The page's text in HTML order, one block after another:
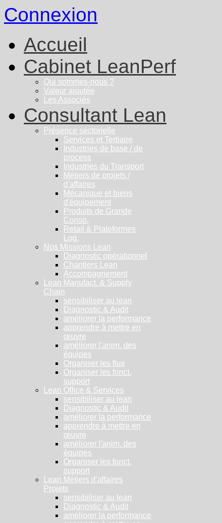
Connexion
Accueil
Cabinet LeanPerf
Qui sommes-nous ?
Valeur ajoutée
Les Associés
Consultant Lean
Présence sectorielle
Services et Tertiaire
Industries de base / de
process
Industries du Transport
Métiers de projets /
d'affaires
Mécanique et biens
d'équipement
Produits de Grande
Conso.
Retail & Plateformes
Log.
Nos Missions Lean
Diagnostic opérationnel
Chantiers Lean
Accompagnement
Lean Manufact. & Supply
Chain
sensibiliser au lean
Diagnostic & Audit
améliorer la performance
apprendre à mettre en
œuvre
améliorer l'anim. des
équipes
Organiser les flux
Organiser les fonct.
support
Lean Office & Services
sensibiliser au lean
Diagnostic & Audit
améliorer la performance
apprendre à mettre en
œuvre
améliorer l'anim. des
équipes
Organiser les fonct.
support
Lean Métiers d'affaires
Projets
sensibiliser au lean
Diagnostic & Audit
améliorer la performance